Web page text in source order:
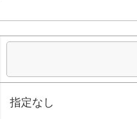
指定なし